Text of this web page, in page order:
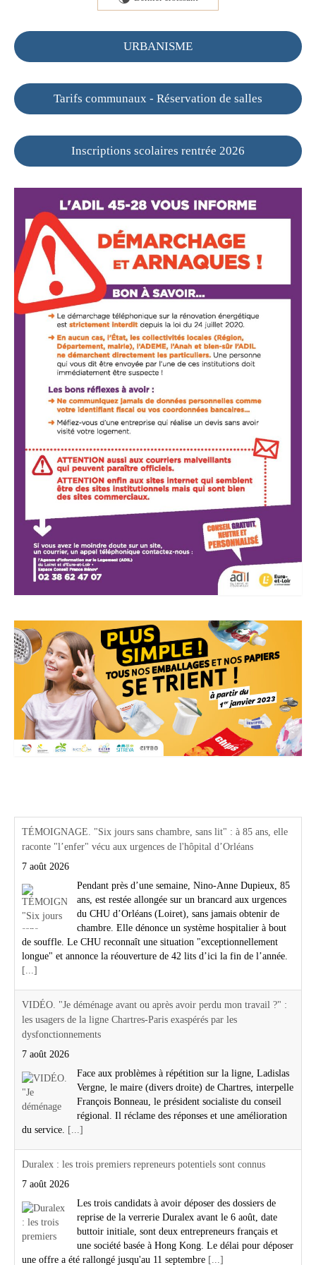
URBANISME
Tarifs communaux - Réservation de salles
Inscriptions scolaires rentrée 2026
TÉMOIGNAGE. "Six jours sans chambre, sans lit" : à 85 ans, elle
raconte "l’enfer" vécu aux urgences de l'hôpital d’Orléans
7 août 2026
Pendant près d’une semaine, Nino-Anne Dupieux, 85
ans, est restée allongée sur un brancard aux urgences
du CHU d’Orléans (Loiret), sans jamais obtenir de
chambre. Elle dénonce un système hospitalier à bout
de souffle. Le CHU reconnaît une situation "exceptionnellement
longue" et annonce la réouverture de 42 lits d’ici la fin de l’année.
[...]
VIDÉO. "Je déménage avant ou après avoir perdu mon travail ?" :
les usagers de la ligne Chartres-Paris exaspérés par les
dysfonctionnements
7 août 2026
Face aux problèmes à répétition sur la ligne, Ladislas
Vergne, le maire (divers droite) de Chartres, interpelle
François Bonneau, le président socialiste du conseil
régional. Il réclame des réponses et une amélioration
du service. [...]
Duralex : les trois premiers repreneurs potentiels sont connus
7 août 2026
Les trois candidats à avoir déposer des dossiers de
reprise de la verrerie Duralex avant le 6 août, date
buttoir initiale, sont deux entrepreneurs français et
une société basée à Hong Kong. Le délai pour déposer
une offre a été rallongé jusqu'au 11 septembre [...]